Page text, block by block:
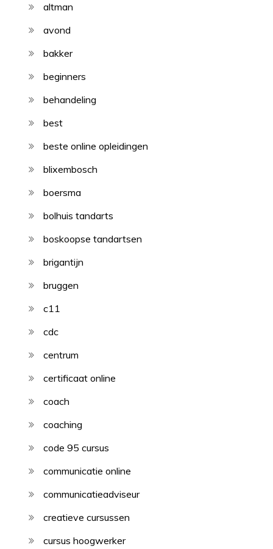
altman
avond
bakker
beginners
behandeling
best
beste online opleidingen
blixembosch
boersma
bolhuis tandarts
boskoopse tandartsen
brigantijn
bruggen
c11
cdc
centrum
certificaat online
coach
coaching
code 95 cursus
communicatie online
communicatieadviseur
creatieve cursussen
cursus hoogwerker